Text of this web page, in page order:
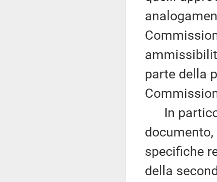
parte della
In
specifiche
della